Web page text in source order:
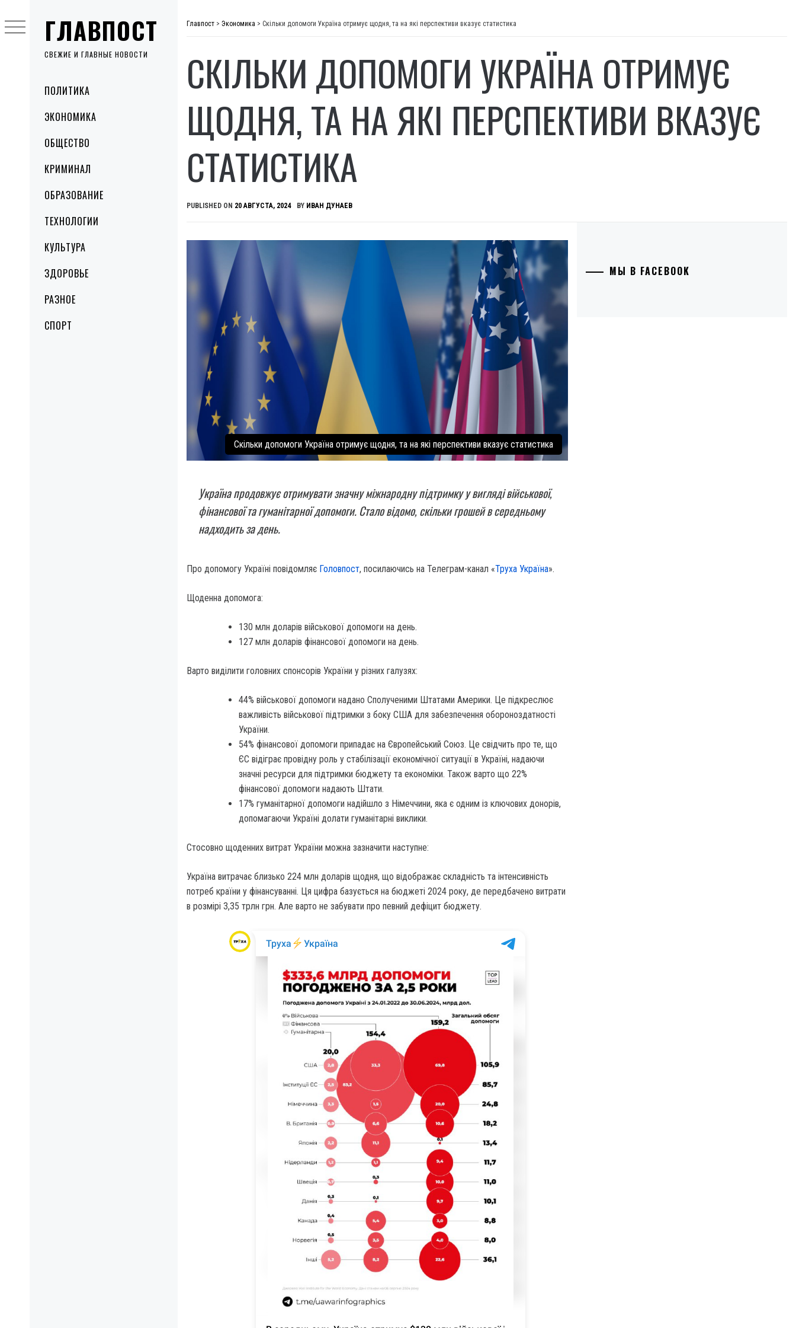
ГЛАВПОСТ
СВЕЖИЕ И ГЛАВНЫЕ НОВОСТИ
MenuПОЛИТИКА
ЭКОНОМИКА
ОБЩЕСТВО
КРИМИНАЛ
ОБРАЗОВАНИЕ
ТЕХНОЛОГИИ
КУЛЬТУРА
ЗДОРОВЬЕ
РАЗНОЕ
СПОРТ
to
content
Главпост > Экономика > Скільки допомоги Україна отримує щодня, та на які перспективи вказує статистика
СКІЛЬКИ ДОПОМОГИ УКРАЇНА ОТРИМУЄ
ЩОДНЯ, ТА НА ЯКІ ПЕРСПЕКТИВИ ВКАЗУЄ
СТАТИСТИКА
PUBLISHED ON 20 АВГУСТА, 2024 BY ИВАН ДУНАЕВ
Скільки допомоги Україна отримує щодня, та на які перспективи вказує статистика
Україна продовжує отримувати значну міжнародну підтримку у вигляді військової,
фінансової та гуманітарної допомоги. Стало відомо, скільки грошей в середньому
надходить за день.
Про допомогу Україні повідомляє Головпост, посилаючись на Телеграм-канал «Труха Україна».
Щоденна допомога:
130 млн доларів військової допомоги на день.
127 млн доларів фінансової допомоги на день.
Варто виділити головних спонсорів України у різних галузях:
44% військової допомоги надано Сполученими Штатами Америки. Це підкреслює
важливість військової підтримки з боку США для забезпечення обороноздатності
України.
54% фінансової допомоги припадає на Європейський Союз. Це свідчить про те, що
ЄС відіграє провідну роль у стабілізації економічної ситуації в Україні, надаючи
значні ресурси для підтримки бюджету та економіки. Також варто що 22%
фінансової допомоги надають Штати.
17% гуманітарної допомоги надійшло з Німеччини, яка є одним із ключових донорів,
допомагаючи Україні долати гуманітарні виклики.
Стосовно щоденних витрат України можна зазначити наступне:
Україна витрачає близько 224 млн доларів щодня, що відображає складність та інтенсивність
потреб країни у фінансуванні. Ця цифра базується на бюджеті 2024 року, де передбачено витрати
в розмірі 3,35 трлн грн. Але варто не забувати про певний дефіцит бюджету.
МЫ В FACEBOOK